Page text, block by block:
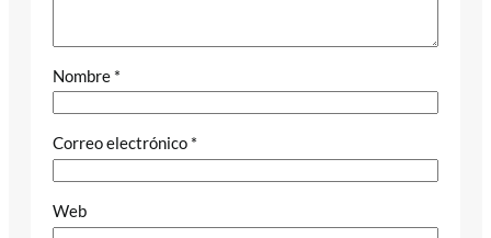
Nombre *
Correo electrónico *
Web